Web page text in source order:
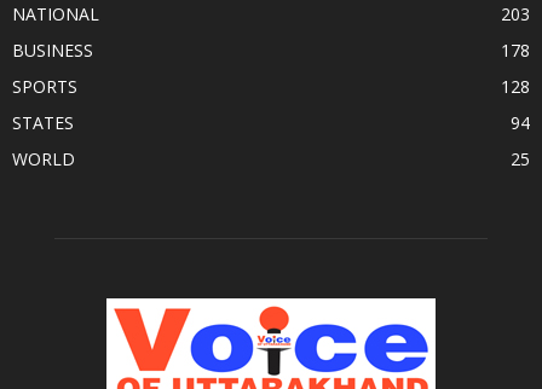
NATIONAL
203
BUSINESS
178
SPORTS
128
STATES
94
WORLD
25